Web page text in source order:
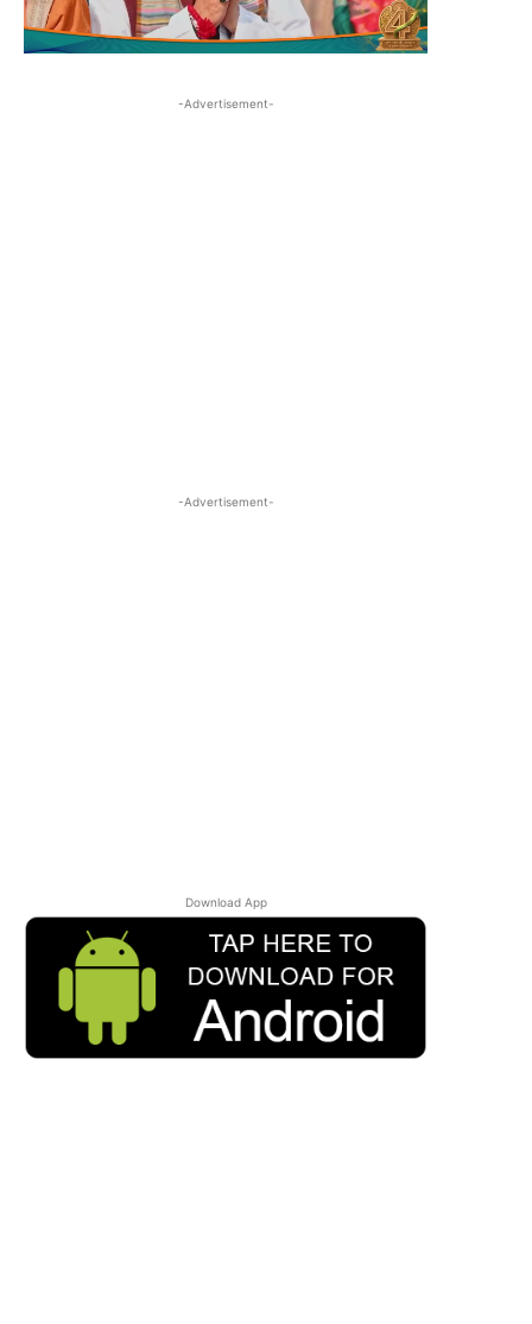
-Advertisement-
-Advertisement-
Download App